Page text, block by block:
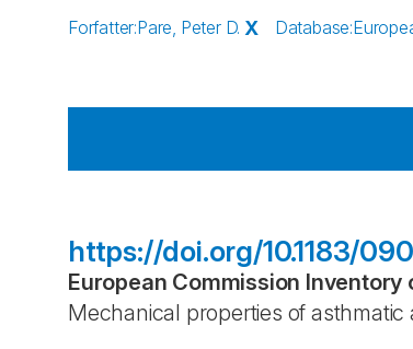
Forfatter:Pare, Peter D. X Database:
https://doi.org/10.1183/
European Commission
Mechanical properties of